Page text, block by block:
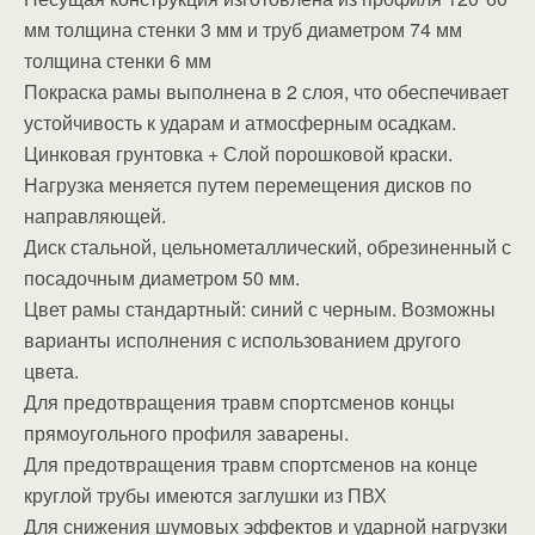
мм толщина стенки 3 мм и труб диаметром 74 мм
толщина стенки 6 мм
Покраска рамы выполнена в 2 слоя, что обеспечивает
устойчивость к ударам и атмосферным осадкам.
Цинковая грунтовка + Слой порошковой краски.
Нагрузка меняется путем перемещения дисков по
направляющей.
Диск стальной, цельнометаллический, обрезиненный с
посадочным диаметром 50 мм.
Цвет рамы стандартный: синий с черным. Возможны
варианты исполнения с использованием другого
цвета.
Для предотвращения травм спортсменов концы
прямоугольного профиля заварены.
Для предотвращения травм спортсменов на конце
круглой трубы имеются заглушки из ПВХ
Для снижения шумовых эффектов и ударной нагрузки